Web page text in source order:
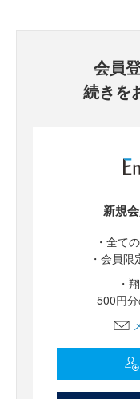
会員
続きを
新規
・全て
・会員
・
500円